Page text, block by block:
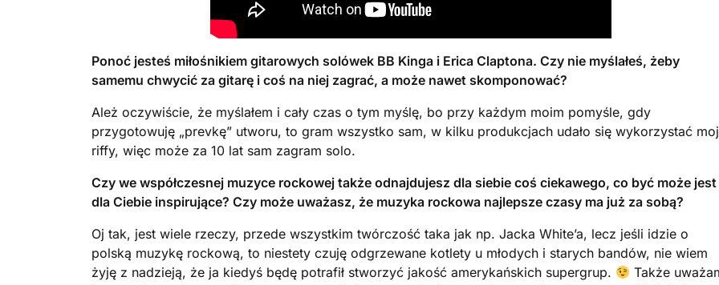
Ponoć jesteś miłośnikiem gitarowych solówek BB Kinga i Erica Claptona. Czy nie myślałeś, żeby
samemu chwycić za gitarę i coś na niej zagrać, a może nawet skomponować?
Ależ oczywiście, że myślałem i cały czas o tym myślę, bo przy każdym moim pomyśle, gdy
przygotowuję „prevkę” utworu, to gram wszystko sam, w kilku produkcjach udało się wykorzystać
riffy, więc może za 10 lat sam zagram solo.
Czy we współczesnej muzyce rockowej także odnajdujesz dla siebie coś ciekawego, co być może jest
dla Ciebie inspirujące? Czy może uważasz, że muzyka rockowa najlepsze czasy ma już za sobą?
Oj tak, jest wiele rzeczy, przede wszystkim twórczość taka jak np. Jacka White’a, lecz jeśli idzie o
polską muzykę rockową, to niestety czuję odgrzewane kotlety u młodych i starych bandów, nie wiem
żyję z nadzieją, że ja kiedyś będę potrafił stworzyć jakość amerykańskich supergrup.
Także